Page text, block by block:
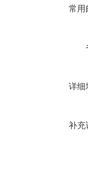
常用
详细
补充